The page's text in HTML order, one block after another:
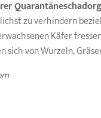
zu verhindern
Käfer
sich von Wurzeln,